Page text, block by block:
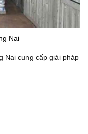
Nai
Nai cung cấp giải pháp